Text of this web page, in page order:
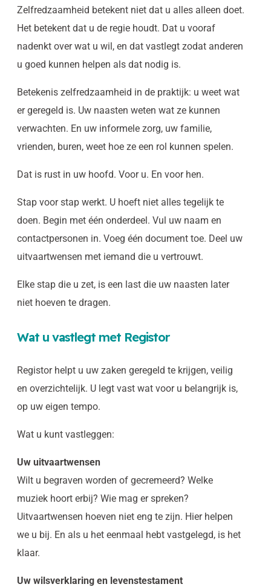
Zelfredzaamheid betekent niet dat u alles alleen doet.
Het betekent dat u de regie houdt. Dat u vooraf
nadenkt over wat u wil, en dat vastlegt zodat anderen
u goed kunnen helpen als dat nodig is.
Betekenis zelfredzaamheid in de praktijk: u weet wat
er geregeld is. Uw naasten weten wat ze kunnen
verwachten. En uw informele zorg, uw familie,
vrienden, buren, weet hoe ze een rol kunnen spelen.
Dat is rust in uw hoofd. Voor u. En voor hen.
Stap voor stap werkt. U hoeft niet alles tegelijk te
doen. Begin met één onderdeel. Vul uw naam en
contactpersonen in. Voeg één document toe. Deel uw
uitvaartwensen met iemand die u vertrouwt.
Elke stap die u zet, is een last die uw naasten later
niet hoeven te dragen.
Wat u vastlegt met Registor
Registor helpt u uw zaken geregeld te krijgen, veilig
en overzichtelijk. U legt vast wat voor u belangrijk is,
op uw eigen tempo.
Wat u kunt vastleggen:
Uw uitvaartwensen
Wilt u begraven worden of gecremeerd? Welke
muziek hoort erbij? Wie mag er spreken?
Uitvaartwensen hoeven niet eng te zijn. Hier helpen
we u bij. En als u het eenmaal hebt vastgelegd, is het
klaar.
Uw wilsverklaring en levenstestament